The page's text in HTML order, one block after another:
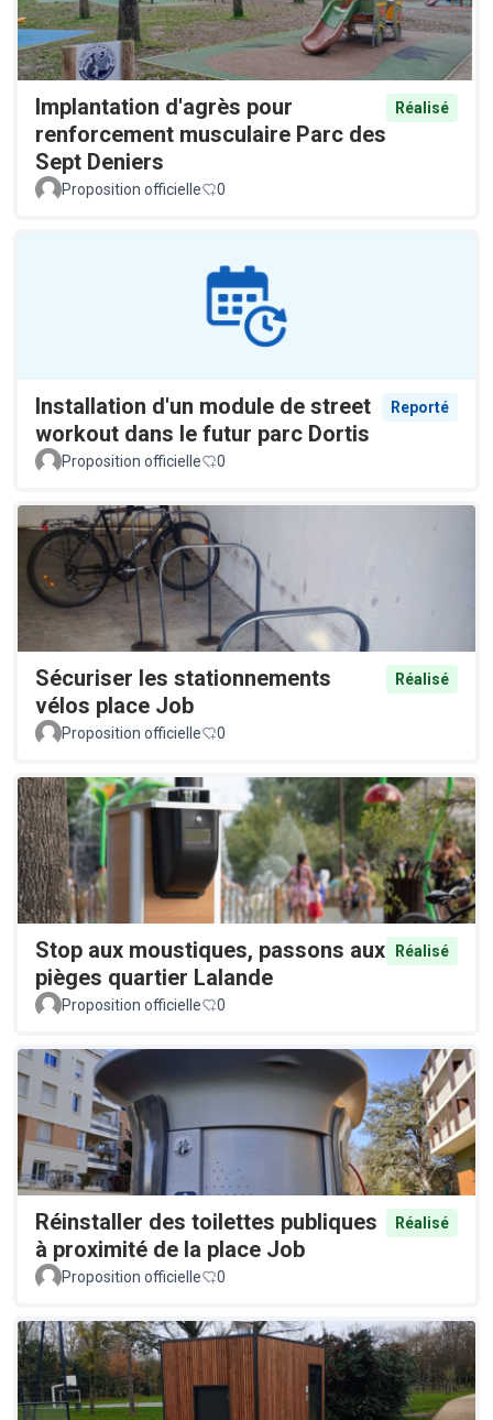
Implantation d'agrès pour
renforcement musculaire Parc des
Sept Deniers
Réalisé
Proposition officielle 0
Installation d'un module de street
workout dans le futur parc Dortis
Reporté
Proposition officielle 0
Sécuriser les stationnements
vélos place Job
Réalisé
Proposition officielle 0
Stop aux moustiques, passons aux
pièges quartier Lalande
Réalisé
Proposition officielle 0
Réinstaller des toilettes publiques
à proximité de la place Job
Réalisé
Proposition officielle 0